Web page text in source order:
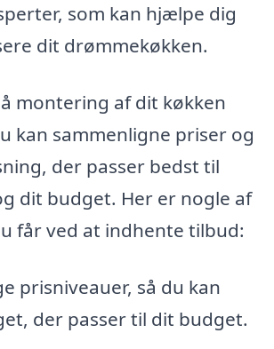
som kan hjælpe dig
dit drømmekøkken.
montering af dit køkken
kan sammenligne priser og
der passer bedst til
dit budget. Her er nogle af
får ved at indhente tilbud:
prisniveauer, så du kan
der passer til dit budget.